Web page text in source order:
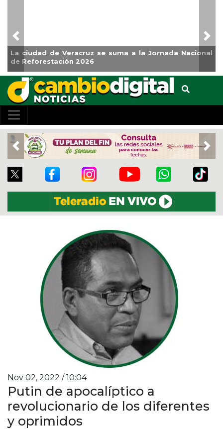
La ciudad de Veracruz se suma a la Jornada Nacional
de Reforestación 2026
Previous
Previous
Nov 02, 2022 / 10:04
Putin de apocalíptico a
revolucionario de los diferentes
y oprimidos